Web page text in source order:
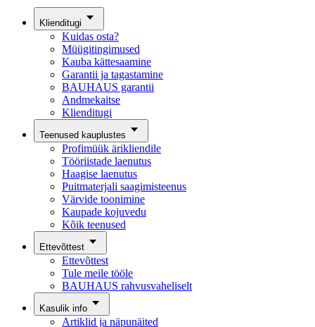
Klienditugi
Kuidas osta?
Müügitingimused
Kauba kättesaamine
Garantii ja tagastamine
BAUHAUS garantii
Andmekaitse
Klienditugi
Teenused kauplustes
Profimüük ärikliendile
Tööriistade laenutus
Haagise laenutus
Puitmaterjali saagimisteenus
Värvide toonimine
Kaupade kojuvedu
Kõik teenused
Ettevõttest
Ettevõttest
Tule meile tööle
BAUHAUS rahvusvaheliselt
Kasulik info
Artiklid ja näpunäited